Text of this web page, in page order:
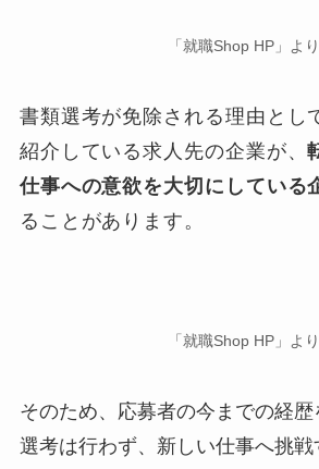
「就職Shop HP」より
書類選考が免除される理由とし
紹介している求人先の企業が、
仕事への意欲を大切にしている
ることがあります。
「就職Shop HP」より
そのため、応募者の今までの経
選考は行わず、新しい仕事へ挑